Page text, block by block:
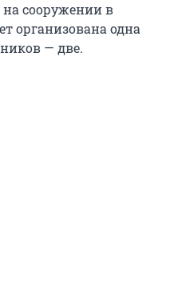
на сооружении в
организована одна
— две.